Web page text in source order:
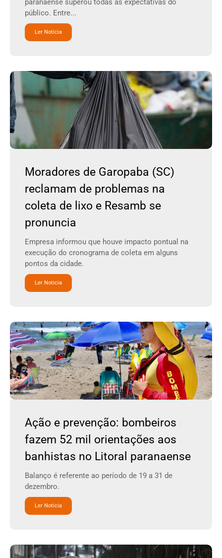
paranaense superou todas as expectativas do
público. Entre...
Ler Noticia
Moradores de Garopaba (SC)
reclamam de problemas na
coleta de lixo e Resamb se
pronuncia
Empresa informou que houve impacto pontual na
execução do cronograma de coleta em alguns
pontos da cidade.
Ler Noticia
Ação e prevenção: bombeiros
fazem 52 mil orientações aos
banhistas no Litoral paranaense
Balanço é referente ao período de 19 a 31 de
dezembro.
Ler Noticia